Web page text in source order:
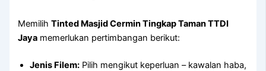
MemilihTinted Masjid Cermin Tingkap Taman TTDI
Jaya memerlukan pertimbangan berikut:
Jenis Filem: Pilih mengikut keperluan – kawalan haba,